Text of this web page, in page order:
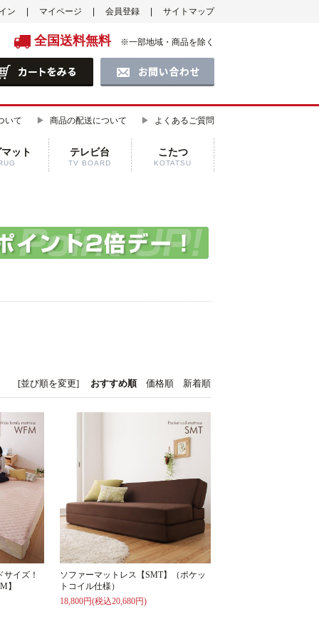
ン マイページ 会員登録 サイトマップ
全国送料無料 ※一部地域・商品を除く
いて 商品の配送について よくあるご質問
ット テレビ台
TV BOARD
こたつ
KOTATSU
[並び順を変更] おすすめ順 価格順 新着順
イズ！
】
ソファーマットレス【SMT】（ポケッ
トコイル仕様）
18,800円(税込20,680円)